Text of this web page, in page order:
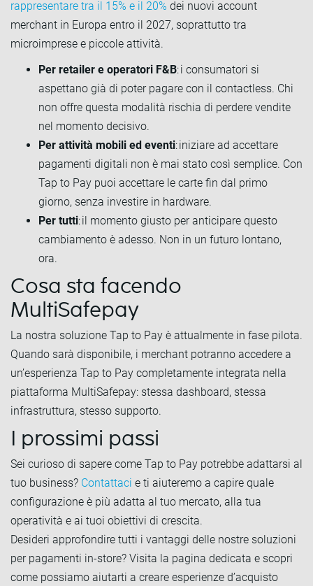
rappresentare tra il 15% e il 20% dei nuovi account
merchant in Europa entro il 2027, soprattutto tra
microimprese e piccole attività.
Per retailer e operatori F&B: i consumatori si
aspettano già di poter pagare con il contactless. Chi
non offre questa modalità rischia di perdere vendite
nel momento decisivo.
Per attività mobili ed eventi: iniziare ad accettare
pagamenti digitali non è mai stato così semplice. Con
Tap to Pay puoi accettare le carte fin dal primo
giorno, senza investire in hardware.
Per tutti: il momento giusto per anticipare questo
cambiamento è adesso. Non in un futuro lontano,
ora.
Cosa sta facendo
MultiSafepay
La nostra soluzione Tap to Pay è attualmente in fase pilota.
Quando sarà disponibile, i merchant potranno accedere a
un’esperienza Tap to Pay completamente integrata nella
piattaforma MultiSafepay: stessa dashboard, stessa
infrastruttura, stesso supporto.
I prossimi passi
Sei curioso di sapere come Tap to Pay potrebbe adattarsi al
tuo business? Contattaci e ti aiuteremo a capire quale
configurazione è più adatta al tuo mercato, alla tua
operatività e ai tuoi obiettivi di crescita.
Desideri approfondire tutti i vantaggi delle nostre soluzioni
per pagamenti in-store? Visita la pagina dedicata e scopri
come possiamo aiutarti a creare esperienze d’acquisto